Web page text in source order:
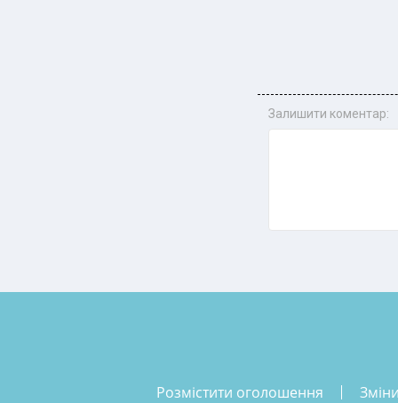
Залишити коментар:
розмістити оголошення